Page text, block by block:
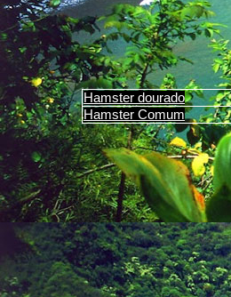
Hamster dourado
Hamster Comum